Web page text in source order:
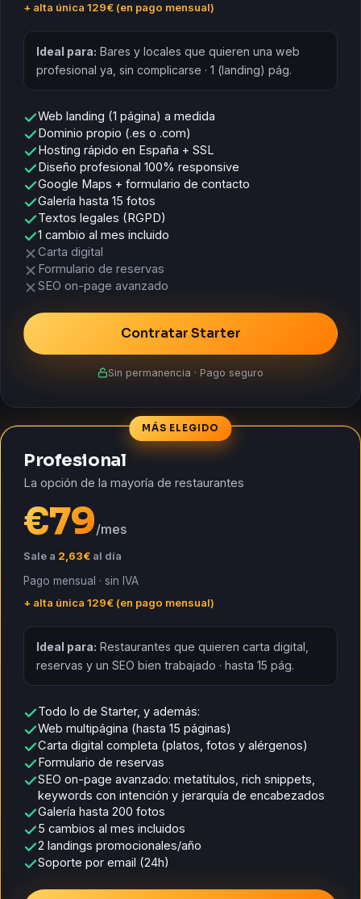
+ alta única 129€ (en pago mensual)
Ideal para: Bares y locales que quieren una web
profesional ya, sin complicarse · 1 (landing) pág.
Web landing (1 página) a medida
Dominio propio (.es o .com)
Hosting rápido en España + SSL
Diseño profesional 100% responsive
Google Maps + formulario de contacto
Galería hasta 15 fotos
Textos legales (RGPD)
1 cambio al mes incluido
Carta digital
Formulario de reservas
SEO on-page avanzado
Contratar Starter
Sin permanencia · Pago seguro
MÁS ELEGIDO
Profesional
La opción de la mayoría de restaurantes
€79/mes
Sale a 2,63€ al día
Pago mensual · sin IVA
+ alta única 129€ (en pago mensual)
Ideal para: Restaurantes que quieren carta digital,
reservas y un SEO bien trabajado · hasta 15 pág.
Todo lo de Starter, y además:
Web multipágina (hasta 15 páginas)
Carta digital completa (platos, fotos y alérgenos)
Formulario de reservas
SEO on-page avanzado: metatítulos, rich snippets,
keywords con intención y jerarquía de encabezados
Galería hasta 200 fotos
5 cambios al mes incluidos
2 landings promocionales/año
Soporte por email (24h)